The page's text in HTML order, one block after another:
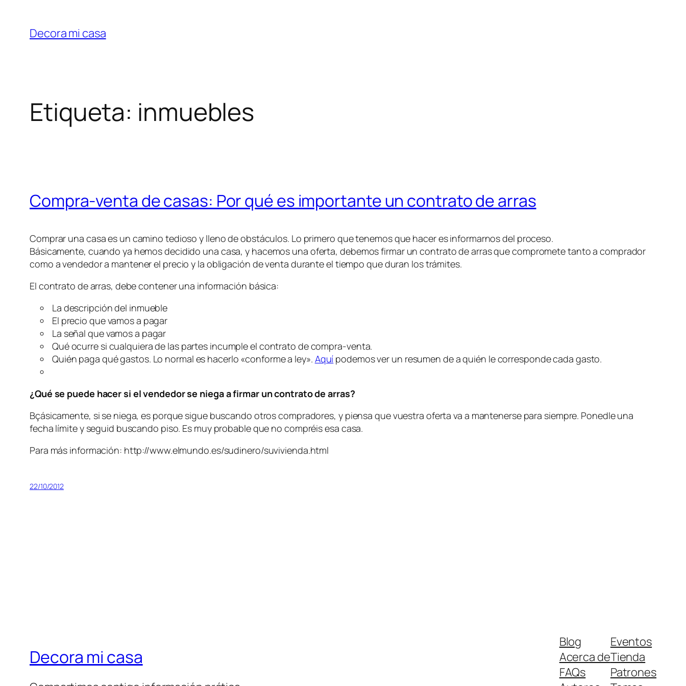
contenido
Decora mi casa
Etiqueta: inmuebles
Compra-venta de casas: Por qué es importante un contrato de arras
Comprar una casa es un camino tedioso y lleno de obstáculos. Lo primero que tenemos que hacer es informarnos del proceso.
Básicamente, cuando ya hemos decidido una casa, y hacemos una oferta, debemos firmar un contrato de arras que compromete tanto a comprador
como a vendedor a mantener el precio y la obligación de venta durante el tiempo que duran los trámites.
El contrato de arras, debe contener una información básica:
La descripción del inmueble
El precio que vamos a pagar
La señal que vamos a pagar
Qué ocurre si cualquiera de las partes incumple el contrato de compra-venta.
Quién paga qué gastos. Lo normal es hacerlo «conforme a ley». Aquí podemos ver un resumen de a quién le corresponde cada gasto.
¿Qué se puede hacer si el vendedor se niega a firmar un contrato de arras?
Bçásicamente, si se niega, es porque sigue buscando otros compradores, y piensa que vuestra oferta va a mantenerse para siempre. Ponedle una
fecha límite y seguid buscando piso. Es muy probable que no compréis esa casa.
Para más información: http://www.elmundo.es/sudinero/suvivienda.html
22/10/2012
Decora mi casa
Blog
Acerca de
FAQs
Eventos
Tienda
Patrones